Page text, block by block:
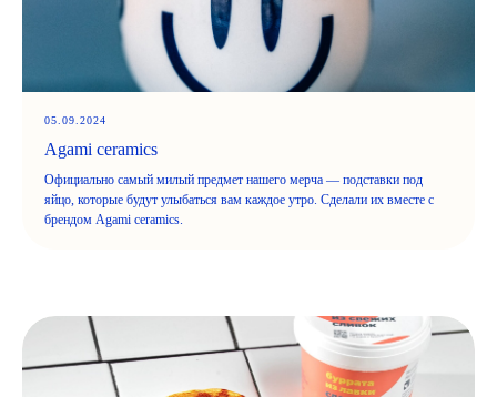
05.09.2024
Agami ceramics
Официально самый милый предмет нашего мерча — подставки под
яйцо, которые будут улыбаться вам каждое утро. Сделали их вместе с
брендом Agami ceramics.